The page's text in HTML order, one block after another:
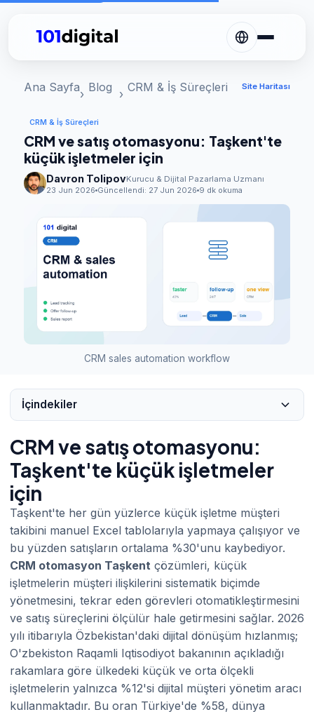
Ana Sayfa Blog CRM & İş Süreçleri Site Haritası
CRM & İş Süreçleri
CRM ve satış otomasyonu: Taşkent'te
küçük işletmeler için
Davron TolipovKurucu & Dijital Pazarlama Uzmanı
23 Jun 2026 Güncellendi: 27 Jun 2026 9 dk okuma
CRM sales automation workflow
İçindekiler
CRM ve satış otomasyonu:
Taşkent'te küçük işletmeler
için
Taşkent'te her gün yüzlerce küçük işletme müşteri
takibini manuel Excel tablolarıyla yapmaya çalışıyor ve
bu yüzden satışların ortalama %30'unu kaybediyor.
CRM otomasyon Taşkent çözümleri, küçük
işletmelerin müşteri ilişkilerini sistematik biçimde
yönetmesini, tekrar eden görevleri otomatikleştirmesini
ve satış süreçlerini ölçülür hale getirmesini sağlar. 2026
yılı itibarıyla Özbekistan'daki dijital dönüşüm hızlanmış;
O'zbekiston Raqamli Iqtisodiyot bakanının açıkladığı
rakamlara göre ülkedeki küçük ve orta ölçekli
işletmelerin yalnızca %12'si dijital müşteri yönetim aracı
kullanmaktadır. Bu oran Türkiye'de %58, dünya